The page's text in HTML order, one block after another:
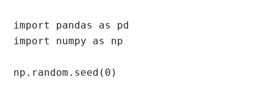
import pandas as pd
import numpy as np
np.random.seed(0)